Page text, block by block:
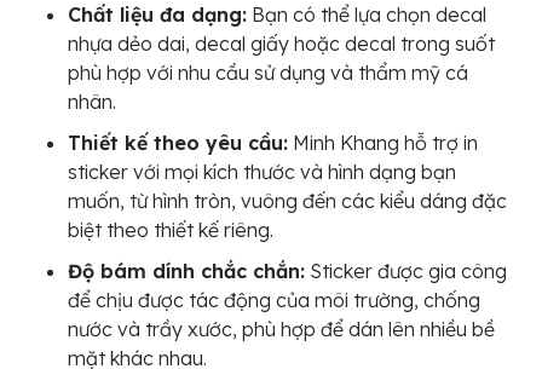
Chất liệu đa dạng: Bạn có thể lựa chọn decal
nhựa dẻo dai, decal giấy hoặc decal trong suốt
phù hợp với nhu cầu sử dụng và thẩm mỹ cá
nhân.
Thiết kế theo yêu cầu: Minh Khang hỗ trợ in
sticker với mọi kích thước và hình dạng bạn
muốn, từ hình tròn, vuông đến các kiểu dáng đặc
biệt theo thiết kế riêng.
Độ bám dính chắc chắn: Sticker được gia công
để chịu được tác động của môi trường, chống
nước và trầy xước, phù hợp để dán lên nhiều bề
mặt khác nhau.